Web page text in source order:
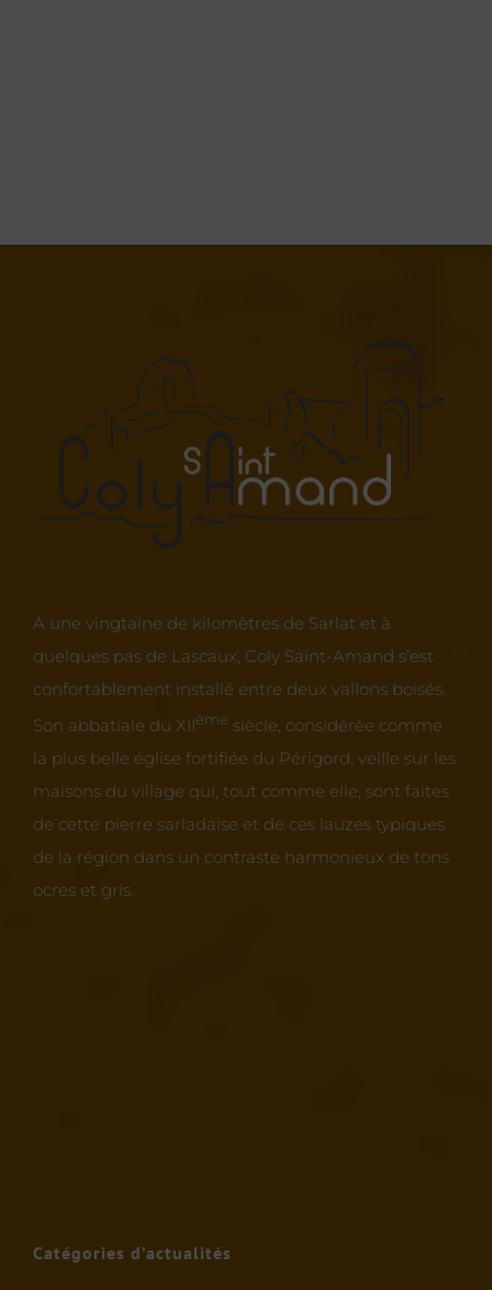
A une vingtaine de kilomètres de Sarlat et à
quelques pas de Lascaux, Coly Saint-Amand s’est
confortablement installé entre deux vallons boisés.
Son abbatiale du XIIème siècle, considérée comme
la plus belle église fortifiée du Périgord, veille sur les
maisons du village qui, tout comme elle, sont faites
de cette pierre sarladaise et de ces lauzes typiques
de la région dans un contraste harmonieux de tons
ocres et gris.
Catégories d’actualités